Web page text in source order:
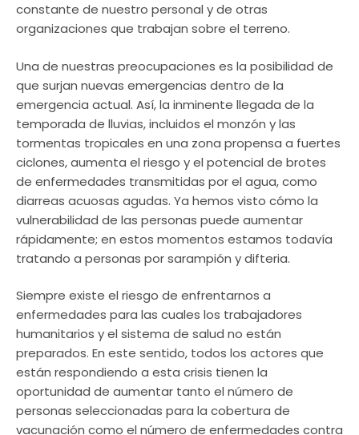
constante de nuestro personal y de otras
organizaciones que trabajan sobre el terreno.
Una de nuestras preocupaciones es la posibilidad de
que surjan nuevas emergencias dentro de la
emergencia actual. Así, la inminente llegada de la
temporada de lluvias, incluidos el monzón y las
tormentas tropicales en una zona propensa a fuertes
ciclones, aumenta el riesgo y el potencial de brotes
de enfermedades transmitidas por el agua, como
diarreas acuosas agudas. Ya hemos visto cómo la
vulnerabilidad de las personas puede aumentar
rápidamente; en estos momentos estamos todavía
tratando a personas por sarampión y difteria.
Siempre existe el riesgo de enfrentarnos a
enfermedades para las cuales los trabajadores
humanitarios y el sistema de salud no están
preparados. En este sentido, todos los actores que
están respondiendo a esta crisis tienen la
oportunidad de aumentar tanto el número de
personas seleccionadas para la cobertura de
vacunación como el número de enfermedades contra